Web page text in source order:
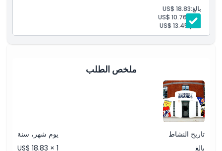
بالغ:US$ 18.83
طفل: US$ 10.76
أقدم: US$ 13.45
ملخص الطلب
تاريخ النشاط
يوم شهر، سنة
بالغ
US$ 18.83 × 1